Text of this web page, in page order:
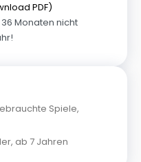
PDF)
Monaten nicht
Spiele,
, ab 7 Jahren